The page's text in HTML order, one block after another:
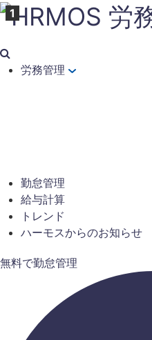
労務管理
勤怠管理
給与計算
トレンド
ハーモスからのお知らせ
無料で勤怠管理